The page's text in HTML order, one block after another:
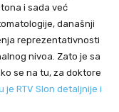
i sada već
današnji
reprezentativnosti
nivoa. Zato je sa
se na tu, za doktore
je RTV Slon detaljnije i